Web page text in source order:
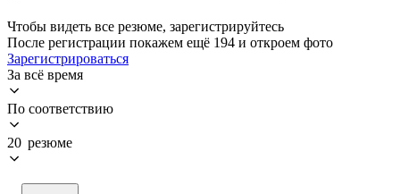
Чтобы видеть все резюме, зарегистрируйтесь
После регистрации покажем ещё 194 и откроем фото
Зарегистрироваться
За всё время
По соответствию
20 резюме